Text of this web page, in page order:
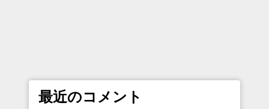
最近のコメント